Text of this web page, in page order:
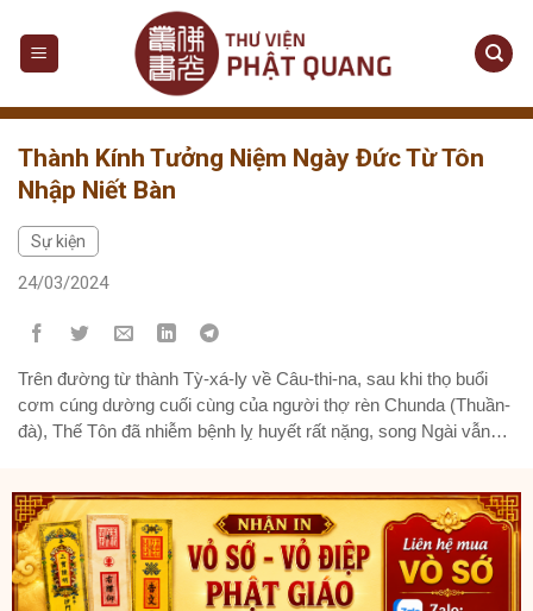
content
Thành Kính Tưởng Niệm Ngày Đức Từ Tôn
Nhập Niết Bàn
Sự kiện
24/03/2024
Trên đường từ thành Tỳ-xá-ly về Câu-thi-na, sau khi thọ buổi
cơm cúng dường cuối cùng của người thợ rèn Chunda (Thuần-
đà), Thế Tôn đã nhiễm bệnh lỵ huyết rất nặng, song Ngài vẫn
đường, Thế Tôn nhận hai chiếc y kim sắc sáng rỡ do Pukkusa
dâng cúng. Tôn...